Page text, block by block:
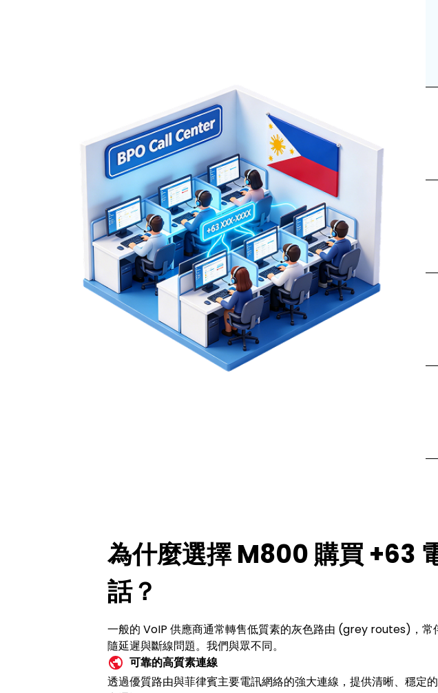
為什麼選擇 M800 購買 +63
話？
一般的 VoIP 供應商通常轉售低質素的灰色路由 (grey routes)，常
隨延遲與斷線問題。我們與眾不同。
可靠的高質素連線
透過優質路由與菲律賓主要電訊網絡的強大連線，提供清晰、穩定